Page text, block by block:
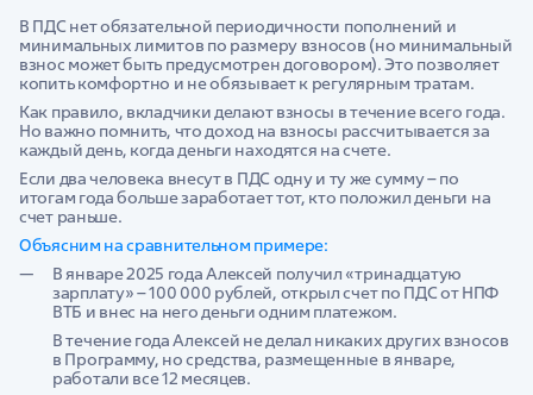
В ПДС нет обязательной периодичности пополнений и
минимальных лимитов по размеру взносов (но минимальный
взнос может быть предусмотрен договором). Это позволяет
копить комфортно и не обязывает к регулярным тратам.
Как правило, вкладчики делают взносы в течение всего года.
Но важно помнить, что доход на взносы рассчитывается за
каждый день, когда деньги находятся на счете.
Если два человека внесут в ПДС одну и ту же сумму – по
итогам года больше заработает тот, кто положил деньги на
счет раньше.
Объясним на сравнительном примере:
В январе 2025 года Алексей получил «тринадцатую
зарплату» – 100 000 рублей, открыл счет по ПДС от НПФ
ВТБ и внес на него деньги одним платежом.
В течение года Алексей не делал никаких других взносов
в Программу, но средства, размещенные в январе,
работали все 12 месяцев.